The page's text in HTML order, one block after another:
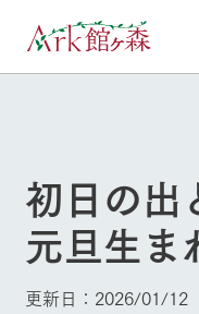
牧場へ行
く
よく見
今日
案内
ホーム
Ark館ヶ森について
初日の出
元旦生ま
更新日：2026/01/12